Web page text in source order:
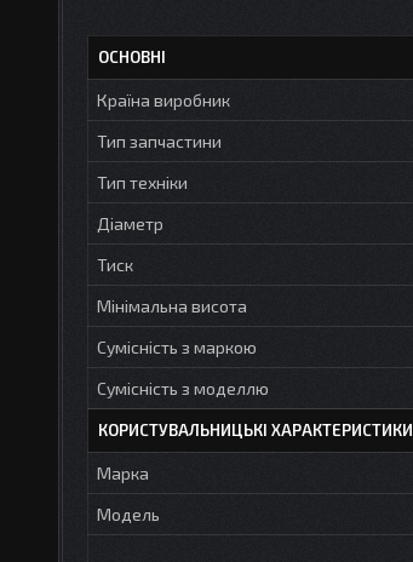
ОСНОВНІ
Країна виробник
Тип запчастини
Тип техніки
Діаметр
Тиск
Мінімальна висота
Сумісність з маркою
Сумісність з моделлю
КОРИСТУВАЛЬНИЦЬКІ ХАРАКТЕРИСТИКИ
Марка
Модель